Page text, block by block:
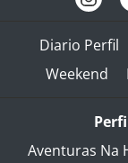
Diario Perfil
Weekend
Aventuras Na